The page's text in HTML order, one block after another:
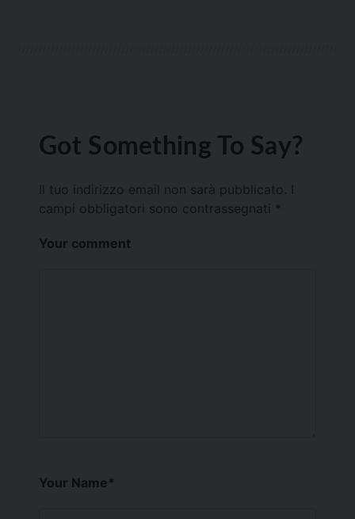
Got Something To Say?
Il tuo indirizzo email non sarà pubblicato.
campi obbligatori sono contrassegnati *
Your comment
Your Name*